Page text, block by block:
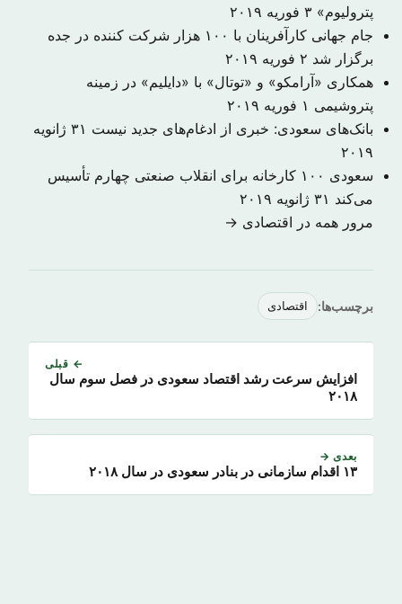
پترولیوم» ۳ فوریه ۲۰۱۹
جام جهانی کارآفرینان با ۱۰۰ هزار شرکت کننده در جده
برگزار شد ۲ فوریه ۲۰۱۹
همکاری «آرامکو» و «توتال» با «دایلیم» در زمینه
پتروشیمی ۱ فوریه ۲۰۱۹
بانک‌های سعودی: خبری از ادغام‌های جدید نیست
۳۱ ژانویه
۲۰۱۹
سعودی ۱۰۰ کارخانه برای انقلاب صنعتی چهارم تأسیس
می‌کند ۳۱ ژانویه ۲۰۱۹
مرور همه در اقتصادی →
برچسب‌ها: اقتصادی
← قبلی
افزایش سرعت رشد اقتصاد سعودی در فصل سوم سال
۲۰۱۸
بعدی →
۱۳ اقدام سازمانی در بنادر سعودی در سال ۲۰۱۸